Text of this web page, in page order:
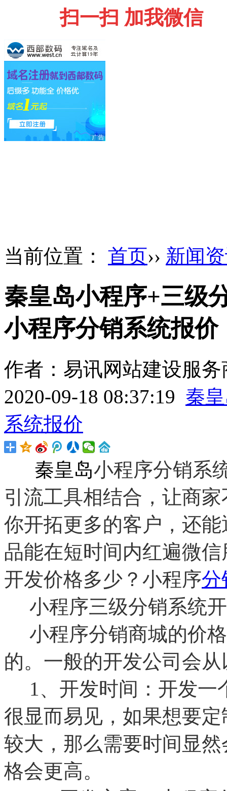
扫一扫 加我微信
当前位置： 首页›› 新闻
秦皇岛小程序+三级
小程序分销系统报价
作者：易讯网站建设服
2020-09-18 08:37:19 秦
系统报价
秦皇岛小程序分销系
引流工具相结合，让商
你开拓更多的客户，还能
品能在短时间内红遍微
开发价格多少？小程序分
小程序三级分销系统
小程序分销商城的价
的。一般的开发公司会
1、开发时间：开发一
很显而易见，如果想要
较大，那么需要时间显
格会更高。